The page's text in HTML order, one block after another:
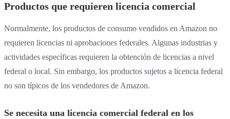
Productos que requieren licencia comercial
Normalmente, los productos de consumo vendidos en Amazon no
requieren licencias ni aprobaciones federales. Algunas industrias y
actividades específicas requieren la obtención de licencias a nivel
federal o local. Sin embargo, los productos sujetos a licencia federal
no son típicos de los vendedores de Amazon.
Se necesita una licencia comercial federal en los